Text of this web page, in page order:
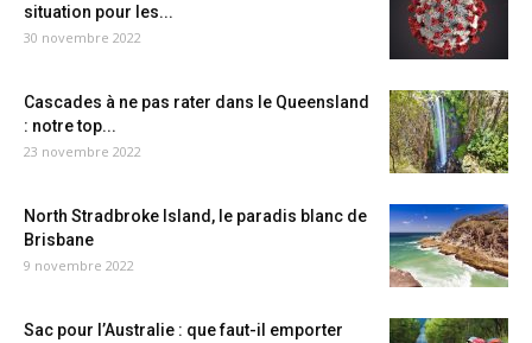
situation pour les...
30 novembre 2022
Cascades à ne pas rater dans le Queensland
: notre top...
23 novembre 2022
North Stradbroke Island, le paradis blanc de
Brisbane
9 novembre 2022
Sac pour l’Australie : que faut-il emporter